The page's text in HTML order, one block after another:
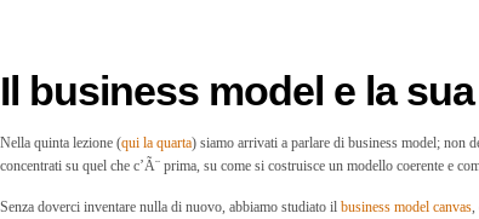
Il business model e la
Nella quinta lezione (qui la quarta) siamo arrivati a parlare di business model; non
concentrati su quel che c’Ã¨ prima, su come si costruisce un modello coerente e
Senza doverci inventare nulla di nuovo, abbiamo studiato il business model canvas,